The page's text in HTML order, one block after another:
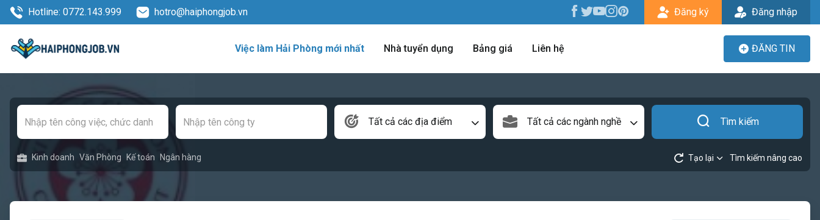
Hotline: 0772.143.999 hotro@haiphongjob.vn Đăng ký Đăng nhập
Việc làm Hải Phòng mới nhất Nhà tuyển dụng Bảng giá Liên hệ ĐĂNG TIN
Tất cả các địa điểm Tất cả các ngành nghề Tìm kiếm
Kinh doanh Văn Phòng Kế toán Ngân hàng Tạo lại Tìm kiếm nâng cao